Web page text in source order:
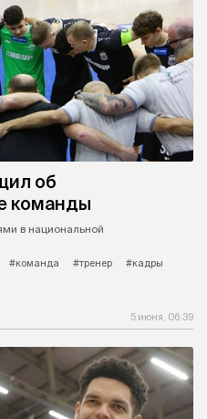
об
команды
в национальной
#команда #тренер
#кадры
5 июня, 06:39